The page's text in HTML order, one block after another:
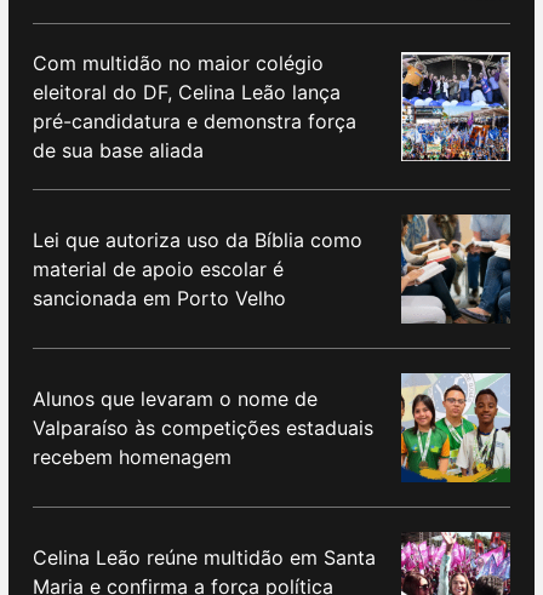
Com multidão no maior colégio
eleitoral do DF, Celina Leão lança
pré-candidatura e demonstra força
de sua base aliada
Lei que autoriza uso da Bíblia como
material de apoio escolar é
sancionada em Porto Velho
Alunos que levaram o nome de
Valparaíso às competições estaduais
recebem homenagem
Celina Leão reúne multidão em Santa
Maria e confirma a força política